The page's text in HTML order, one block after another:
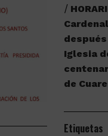
Iglesia
de
Etiquetas